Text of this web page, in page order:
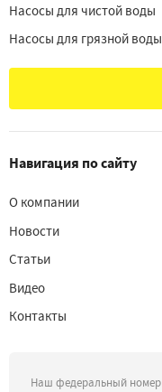
Насосы для чистой воды
Насосы для грязной воды
Навигация по сайту
О компании
Новости
Статьи
Видео
Контакты
Наш федеральный номер